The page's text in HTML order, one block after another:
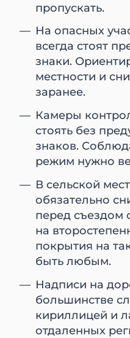
пропускать.
На опасных
всегда стоят
знаки.
местности и
заранее.
Камеры
стоять без
знаков.
режим нужно
В сельской
обязательно
перед съездом
на
покрытия на
быть любым.
Надписи на
большинстве
кириллицей и
отдаленных